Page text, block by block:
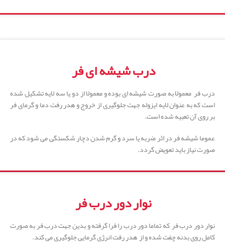
درب شیشه ای فر
درب فر معمولا به صورت شیشه ای بوده و معمولا از دو یا سه لایه تشکیل شده
است که به عنوان لایه ایزوله جهت جلوگیری از خروج و هدر رفت دما و گرمای فر
بر روی آن تعبیه شده است.
عموما شیشه فر در اثر ضربه یا سرد و گرم شدن دچار شکستگی می شود که در
صورت نیاز باید تعویض گردد.
نوار دور درب فر
نوار دور درب فر که تماما دور درب را فرا گرفته و بدین جهت درب فر به صورت
کامل روی بدنه چفت شده و از هدر رفت انرژی گرمایی جلوگیری می کند.